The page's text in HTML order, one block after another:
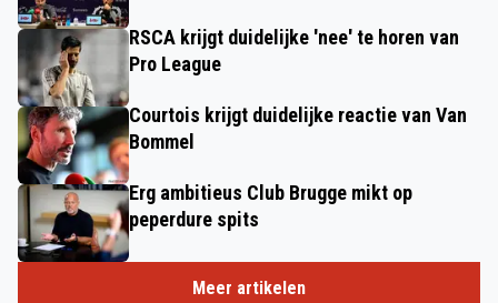
RSCA krijgt duidelijke 'nee' te horen van
Pro League
Courtois krijgt duidelijke reactie van Van
Bommel
Erg ambitieus Club Brugge mikt op
peperdure spits
Meer artikelen